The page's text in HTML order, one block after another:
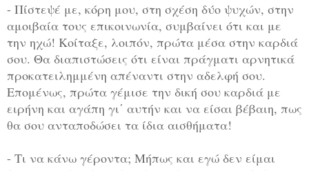
- Πίστεψέ με, κόρη μου, στη σχέση δύο ψυχών, στην
αμοιβαία τους επικοινωνία, συμβαίνει ότι και με
την ηχώ! Κοίταξε, λοιπόν, πρώτα μέσα στην καρδιά
σου. Θα διαπιστώσεις ότι είναι πράγματι αρνητικά
προκατειλημμένη απέναντι στην αδελφή σου.
Επομένως, πρώτα γέμισε την δική σου καρδιά με
ειρήνη και αγάπη γι΄ αυτήν και να είσαι βέβαιη, πως
θα σου ανταποδώσει τα ίδια αισθήματα!
- Τι να κάνω γέροντα; Μήπως και εγώ δεν είμαι